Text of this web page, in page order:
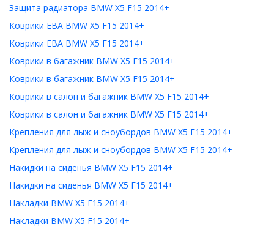
Защита радиатора BMW X5 F15 2014+
Коврики ЕВА BMW X5 F15 2014+
Коврики ЕВА BMW X5 F15 2014+
Коврики в багажник BMW X5 F15 2014+
Коврики в багажник BMW X5 F15 2014+
Коврики в салон и багажник BMW X5 F15 2014+
Коврики в салон и багажник BMW X5 F15 2014+
Крепления для лыж и сноубордов BMW X5 F15 2014+
Крепления для лыж и сноубордов BMW X5 F15 2014+
Накидки на сиденья BMW X5 F15 2014+
Накидки на сиденья BMW X5 F15 2014+
Накладки BMW X5 F15 2014+
Накладки BMW X5 F15 2014+